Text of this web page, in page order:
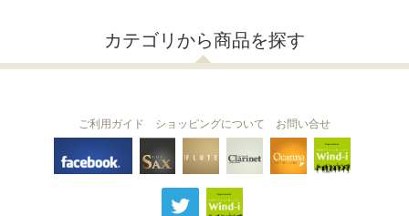
カテゴリから商品を探す
THE SAX The Clarinet
ご利用ガイド ショッピングについて お問い合せ